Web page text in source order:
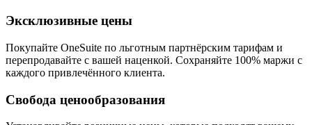
Эксклюзивные цены
Покупайте OneSuite по льготным партнёрским тарифам и
перепродавайте с вашей наценкой. Сохраняйте 100% маржи с
каждого привлечённого клиента.
Свобода ценообразования